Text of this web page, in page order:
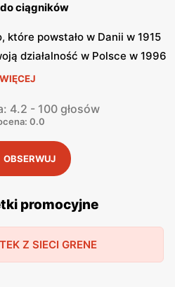
ciągników
powstało w Danii w 1915
działalność w Polsce w 1996
firmy Agroma w Koninie.
na terenie kraju. Firma
cechujących się
rolnictwem.
i pojazdy
ofertę części do ciągników,
wozów asenizacyjnych
znajdziemy również
do niej. Sklep ma szeroki
WIĘCEJ
4.2 - 100 głosów
0.0
OBSERWUJ
promocyjne
Z SIECI GRENE